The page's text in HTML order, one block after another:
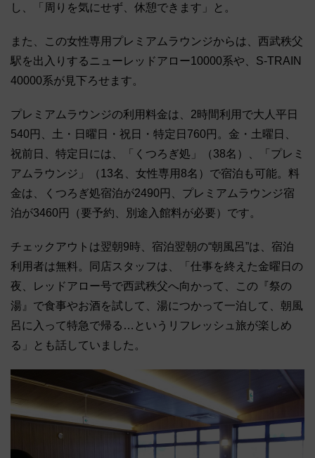
し、「周りを気にせず、休憩できます」と。
また、この女性専用プレミアムラウンジからは、西武秩父
駅を出入りするニューレッドアロー10000系や、S-TRAIN
40000系が見下ろせます。
プレミアムラウンジの利用料金は、2時間利用で大人平日
540円、土・日曜日・祝日・特定日760円。金・土曜日、
祝前日、特定日には、「くつろぎ処」（38名）、「プレミ
アムラウンジ」（13名、女性専用8名）で宿泊も可能。料
金は、くつろぎ処宿泊が2490円、プレミアムラウンジ宿
泊が3460円（要予約、別途入館料が必要）です。
チェックアウトは翌朝9時、宿泊翌朝の“朝風呂”は、宿泊
利用者は無料。同店スタッフは、「仕事を終えた金曜日の
夜、レッドアロー号で西武秩父へ向かって、この『祭の
湯』で食事やお酒を試して、湯につかって一泊して、朝風
呂に入って特急で帰る…というリフレッシュ旅が楽しめ
る」とも話していました。